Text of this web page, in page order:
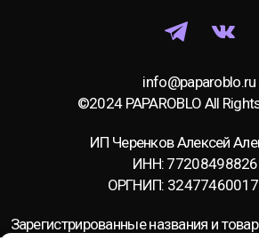
info@paparoblo.ru
©2024 PAPAROBLO All
ИП Черенков Алексей
ИНН:
ОРГНИП:
Зарегистрированные названия и